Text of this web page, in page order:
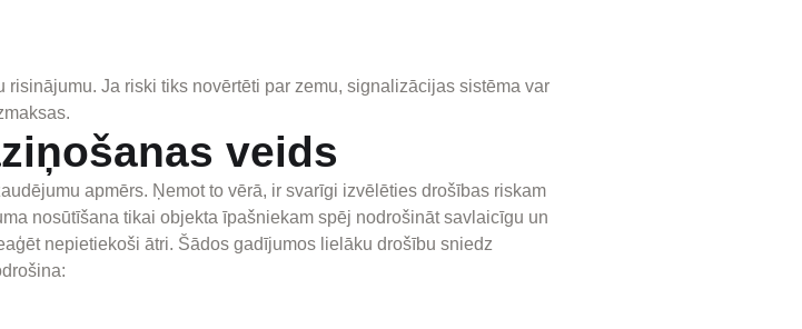
Ja riski tiks novērtēti par zemu, signalizācijas sistēma var
veids
apmērs. Ņemot to vērā, ir svarīgi izvēlēties drošības riskam
nosūtīšana tikai objekta īpašniekam spēj nodrošināt savlaicīgu un
nepietiekoši ātri. Šādos gadījumos lielāku drošību sniedz